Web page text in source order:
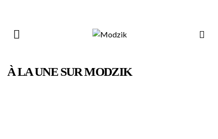
À LA UNE SUR MODZIK